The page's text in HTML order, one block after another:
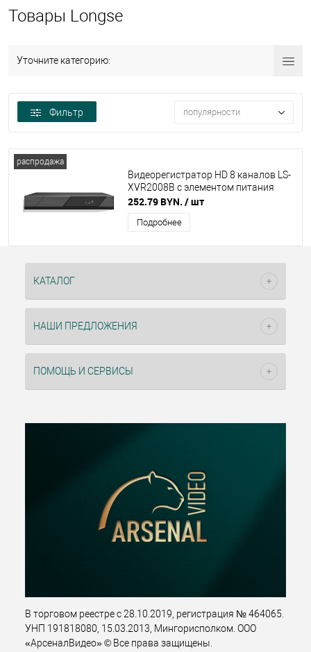
Товары Longse
Уточните категорию:
Фильтр популярности
распродажа
Видеорегистратор HD 8 каналов LS-
XVR2008B с элементом питания
252.79 BYN. / шт
Подробнее
КАТАЛОГ
НАШИ ПРЕДЛОЖЕНИЯ
ПОМОЩЬ И СЕРВИСЫ
В торговом реестре с 28.10.2019, регистрация № 464065.
УНП 191818080, 15.03.2013, Мингорисполком. ООО
«АрсеналВидео» © Все права защищены.